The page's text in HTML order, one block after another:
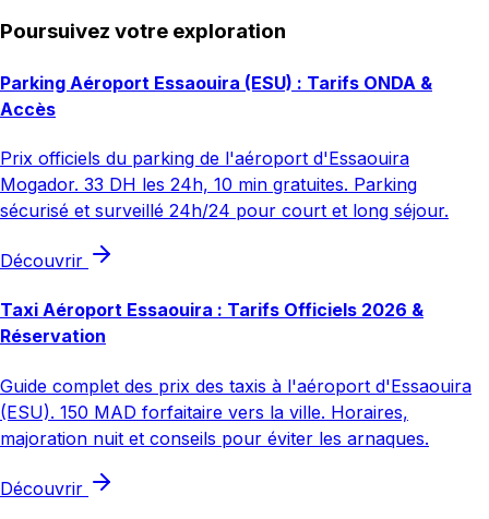
Poursuivez votre exploration
Parking Aéroport Essaouira (ESU) : Tarifs ONDA &
Accès
Prix officiels du parking de l'aéroport d'Essaouira
Mogador. 33 DH les 24h, 10 min gratuites. Parking
sécurisé et surveillé 24h/24 pour court et long séjour.
Découvrir
Taxi Aéroport Essaouira : Tarifs Officiels 2026 &
Réservation
Guide complet des prix des taxis à l'aéroport d'Essaouira
(ESU). 150 MAD forfaitaire vers la ville. Horaires,
majoration nuit et conseils pour éviter les arnaques.
Découvrir